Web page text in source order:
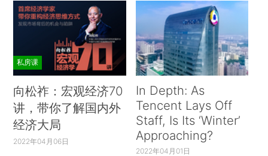
私房课
向松祚：宏观经济70
讲，带你了解国内外
经济大局
2022年04月06日
In Depth: As
Tencent Lays Off
Staff, Is Its ‘Winter’
Approaching?
2022年04月01日